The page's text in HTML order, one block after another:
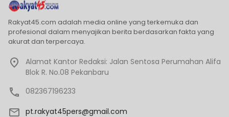
Rakyat45.com adalah media online yang terkemuka dan
profesional dalam menyajikan berita berdasarkan fakta yang
akurat dan terpercaya.
Alamat Kantor Redaksi: Jalan Sentosa Perumahan Alifa
Blok R. No.08 Pekanbaru
082367196233
pt.rakyat45pers@gmail.com